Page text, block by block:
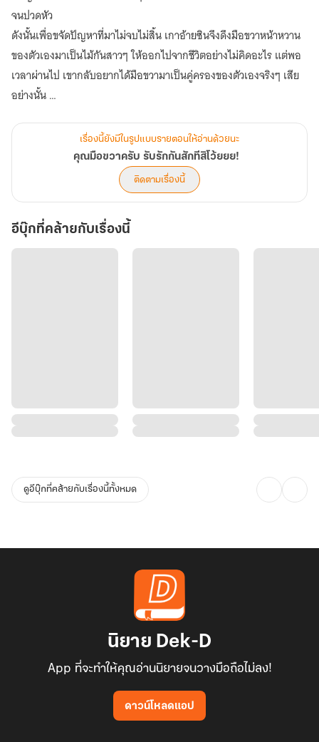
จนปวดหัว
ดังนั้นเพื่อขจัดปัญหาที่มาไม่จบไม่สิ้น เกาอ้ายซินจึงดึงมือขวาหน้าหวาน
ของตัวเองมาเป็นไม้กันสาวๆ ให้ออกไปจากชีวิตอย่างไม่คิดอะไร แต่พอ
เวลาผ่านไป เขากลับอยากได้มือขวามาเป็นคู่ครองของตัวเองจริงๆ เสีย
อย่างนั้น
ทว่า หลังจากเอาอกเอาใจไปแล้ว สิ่งที่ได้กลับมาดันเป็นความอึดอัดเสีย
ได้ มันช่างน่าน้อยใจนัก...
แต่หลังจากน้อยใจไปแล้ว เขาก็คิดได้ว่าถ้ามัวแต่น้อยใจ คงไม่มีทางได้
มือขวาเป็นแฟนเป็นแน่ ดังนั้นเขาจึงคิดหาแผนใหม่ เพื่อพิชิตใจมือขวา
ของตัวเองให้ได้!
เรื่องนี้ยังมีในรูปแบบรายตอนให้อ่านด้วยนะ
คุณมือขวาครับ รับรักกันสักทีสิโว้ยยย!
ติดตามเรื่องนี้
อีบุ๊กที่คล้ายกับเรื่องนี้
ดูอีบุ๊กที่คล้ายกับเรื่องนี้ทั้งหมด
นิยาย Dek-D
App ที่จะทำให้คุณอ่านนิยายจนวางมือถือไม่ลง!
ดาวน์โหลดแอป